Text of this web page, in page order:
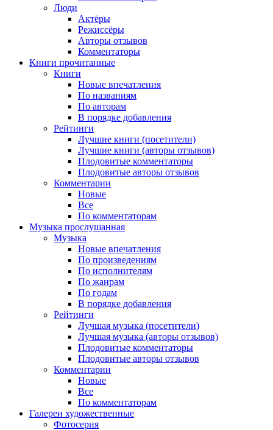
Люди
Актёры
Режиссёры
Авторы отзывов
Комментаторы
Книги прочитанные
Книги
Новые впечатления
По названиям
По авторам
В порядке добавления
Рейтинги
Лучшие книги (посетители)
Лучшие книги (авторы отзывов)
Плодовитые комментаторы
Плодовитые авторы отзывов
Комментарии
Новые
Все
По комментаторам
Музыка прослушанная
Музыка
Новые впечатления
По произведениям
По исполнителям
По жанрам
По годам
В порядке добавления
Рейтинги
Лучшая музыка (посетители)
Лучшая музыка (авторы отзывов)
Плодовитые комментаторы
Плодовитые авторы отзывов
Комментарии
Новые
Все
По комментаторам
Галереи художественные
Фотосерия